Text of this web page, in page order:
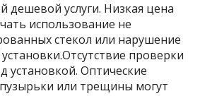
дешевой услуги. Низкая цена
использование не
стекол или нарушение
проверки
установкой. Оптические
или трещины могут